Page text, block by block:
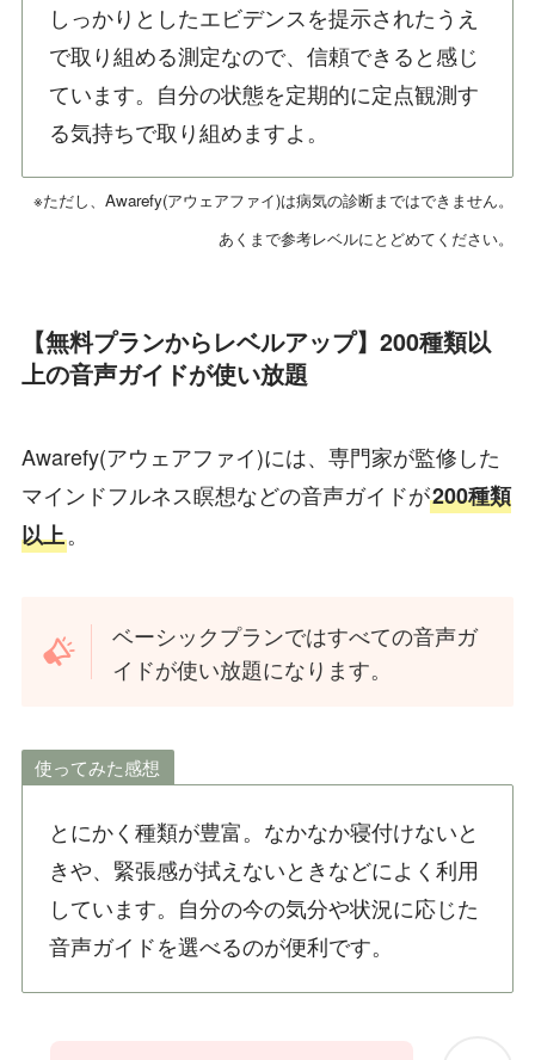
しっかりとしたエビデンスを提示されたうえ
で取り組める測定なので、信頼できると感じ
ています。自分の状態を定期的に定点観測す
る気持ちで取り組めますよ。
※ただし、Awarefy(アウェアファイ)は病気の診断まではできません。
あくまで参考レベルにとどめてください。
【無料プランからレベルアップ】200種類以
上の音声ガイドが使い放題
Awarefy(アウェアファイ)には、専門家が監修した
マインドフルネス瞑想などの音声ガイドが200種類
以上。
ベーシックプランではすべての音声ガ
イドが使い放題になります。
使ってみた感想
とにかく種類が豊富。なかなか寝付けないと
きや、緊張感が拭えないときなどによく利用
しています。自分の今の気分や状況に応じた
音声ガイドを選べるのが便利です。